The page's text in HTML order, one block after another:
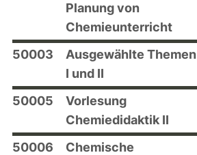
Planung von
Chemieunterricht
50003
Ausgewählte Themen
I und II
50005
Vorlesung
Chemiedidaktik II
50006
Chemische